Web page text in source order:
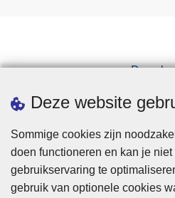
Deze website
Sommige cookies zijn
doen functioneren en kan je
gebruikservaring te
gebruik van optionele cookies